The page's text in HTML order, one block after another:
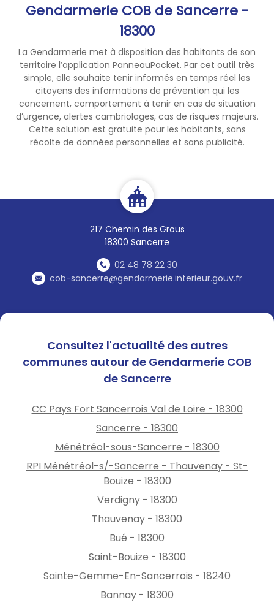
Gendarmerie COB de Sancerre -
18300
La Gendarmerie met à disposition des habitants de son
territoire l’application PanneauPocket. Par cet outil très
simple, elle souhaite tenir informés en temps réel les
citoyens des informations de prévention qui les
concernent, comportement à tenir en cas de situation
d’urgence, alertes cambriolages, cas de risques majeurs.
Cette solution est gratuite pour les habitants, sans
récolte de données personnelles et sans publicité.
217 Chemin des Grous
18300 Sancerre
02 48 78 22 30
cob-sancerre@gendarmerie.interieur.gouv.fr
Consultez l'actualité des autres
communes autour de Gendarmerie COB
de Sancerre
CC Pays Fort Sancerrois Val de Loire - 18300
Sancerre - 18300
Ménétréol-sous-Sancerre - 18300
RPI Ménétréol-s/-Sancerre - Thauvenay - St-
Bouize - 18300
Verdigny - 18300
Thauvenay - 18300
Bué - 18300
Saint-Bouize - 18300
Sainte-Gemme-En-Sancerrois - 18240
Bannay - 18300